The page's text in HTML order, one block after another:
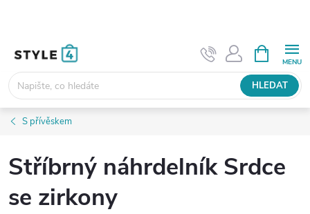
HLEDAT
NÁKUPNÍ
KOŠÍK
S přívěskem
Stříbrný náhrdelník Srdce
se zirkony